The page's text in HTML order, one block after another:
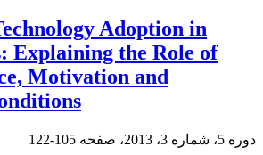
Adoption in
Explaining the Role of
Motivation and
دوره 5، شماره 3، 2013، صفحه 105-122